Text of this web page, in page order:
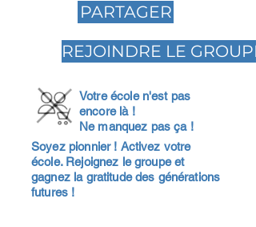
PARTAGER
REJOINDRE LE GROUPE
Votre école n'est pas
encore là !
Ne manquez pas ça !
Soyez pionnier ! Activez votre
école. Rejoignez le groupe et
gagnez la gratitude des générations
futures !